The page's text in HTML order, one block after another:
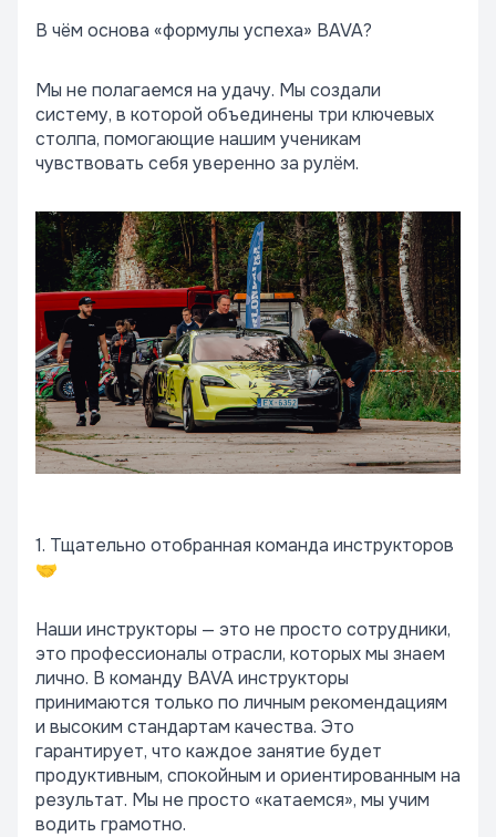
В чём основа «формулы успеха» BAVA?
Мы не полагаемся на удачу. Мы создали
систему, в которой объединены три ключевых
столпа, помогающие нашим ученикам
чувствовать себя уверенно за рулём.
1. Тщательно отобранная команда инструкторов
🤝
Наши инструкторы — это не просто сотрудники,
это профессионалы отрасли, которых мы знаем
лично. В команду BAVA инструкторы
принимаются только по личным рекомендациям
и высоким стандартам качества. Это
гарантирует, что каждое занятие будет
продуктивным, спокойным и ориентированным на
результат. Мы не просто «катаемся», мы учим
водить грамотно.